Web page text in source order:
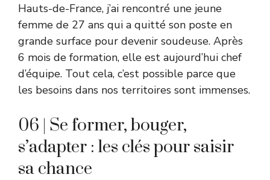
Hauts-de-France, j’ai rencontré une jeune
femme de 27 ans qui a quitté son poste en
grande surface pour devenir soudeuse. Après
6 mois de formation, elle est aujourd’hui chef
d’équipe. Tout cela, c’est possible parce que
les besoins dans nos territoires sont immenses.
06 | Se former, bouger,
s’adapter : les clés pour saisir
sa chance